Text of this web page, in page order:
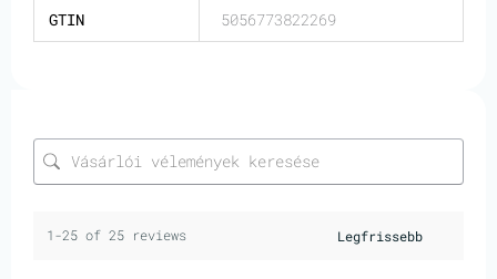
GTIN 5056773822269
1-25 of 25 reviews